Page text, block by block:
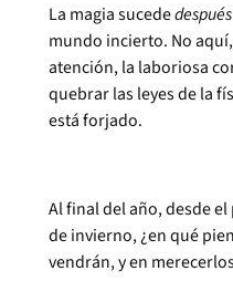
La magia sucededespués
mundo incierto. No
atención, la laboriosa
quebrar las leyes de la
está forjado.
Al final del año, desde
de invierno, ¿en qué
vendrán, y en